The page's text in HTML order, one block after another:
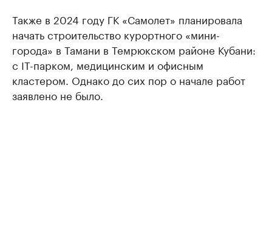
Также в 2024 году ГК «Самолет» планировала
начать строительство курортного «мини-
города» в Тамани в Темрюкском районе Кубани:
с IT-парком, медицинским и офисным
кластером. Однако до сих пор о начале работ
заявлено не было.